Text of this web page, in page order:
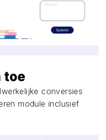
toe
conversies
module inclusief